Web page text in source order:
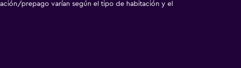
prepago varían según el tipo de habitación y el